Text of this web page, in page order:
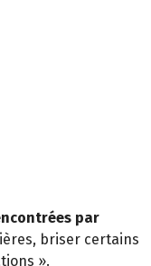
par
briser certains
».